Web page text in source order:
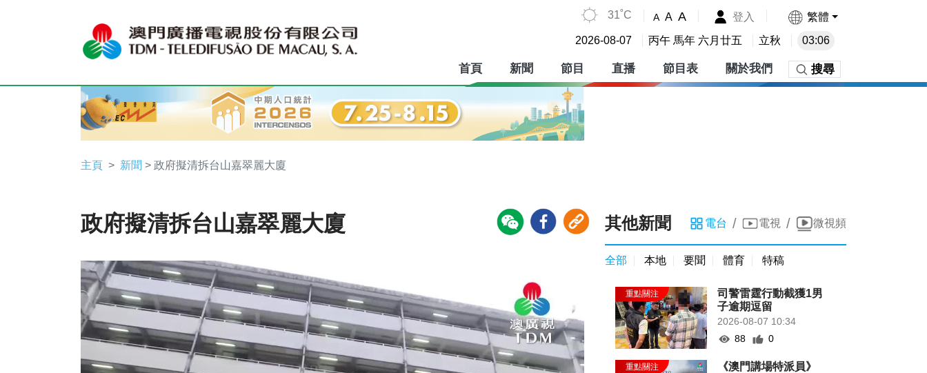
31˚C A A A 登入 繁體
2026-08-07 丙午 馬年 六月廿五 立秋 03:06
首頁 新聞 節目 直播 節目表 關於我們 搜尋
主頁 新聞 > 政府擬清拆台山嘉翠麗大廈
政府擬清拆台山嘉翠麗大廈
Video
Player
其他新聞 電台 / 電視 / 微視頻
全部 本地 要聞 體育 特稿
司警雷霆行動截獲1男
子逾期逗留
2026-08-07 10:34
88
0
《澳門講場特派員》